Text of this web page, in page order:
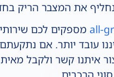
את המצבר הריק
מספקים לכם
עובד יותר. אם
איתנו קשר ולקבל